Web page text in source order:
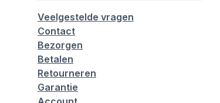
Veelgestelde vragen
Contact
Bezorgen
Betalen
Retourneren
Garantie